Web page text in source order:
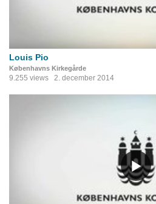
Louis Pio
Københavns Kirkegårde
9.255 views 2. december 2014